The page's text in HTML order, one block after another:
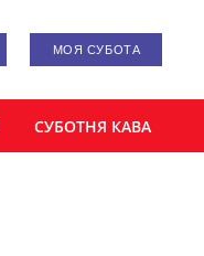
МОЯ СУБОТА
СУБОТНЯ КАВА